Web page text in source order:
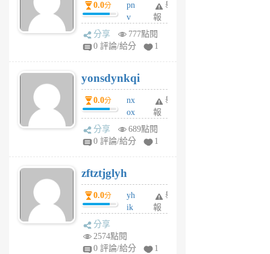
月
前
0.0分
pn
v
wt
sv
6
個
月
前
舉
報
分享
777點閱
0 評論/給分
1
yonsdynkqi
0.0分
nx
ox
rh
pe
月
前
舉
報
分享
689點閱
0 評論/給分
1
zftztjglyh
0.0分
yh
ik
tu
舉
報
分享
2574點閱
0 評論/給分
1